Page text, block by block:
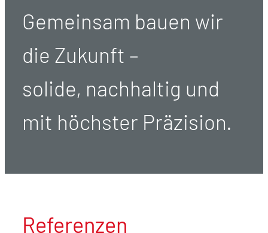
Gemeinsam bauen wir
die Zukunft –
solide, nachhaltig und
mit höchster Präzision.
Referenzen